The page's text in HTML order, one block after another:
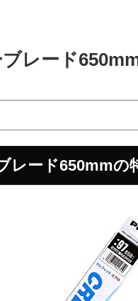
レード
レード650mmの